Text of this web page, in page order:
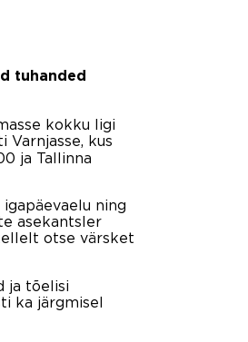
tuhanded
kokku ligi
Varnjasse, kus
ja Tallinna
ning
asekantsler
otse värsket
ja tõelisi
ka järgmisel